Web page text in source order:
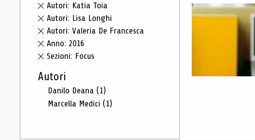
Autori: Katia Toia
Autori: Lisa Longhi
Autori: Valeria De Francesca
Anno: 2016
Sezioni: Focus
Autori
Danilo Deana (1)
Marcella Medici (1)